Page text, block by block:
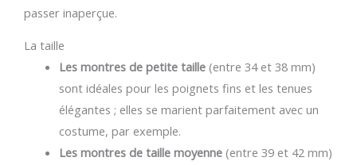
passer inaperçue.
La taille
Les montres de petite taille(entre 34 et 38 mm)
sont idéales pour les poignets fins et les tenues
élégantes ; elles se marient parfaitement avec un
costume, par exemple.
Les montres de taille moyenne(entre 39 et 42 mm)